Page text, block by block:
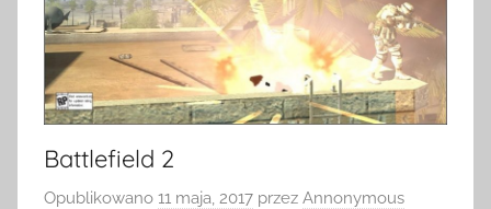
Battlefield 2
Opublikowano 11 maja, 2017 przez Annonymous